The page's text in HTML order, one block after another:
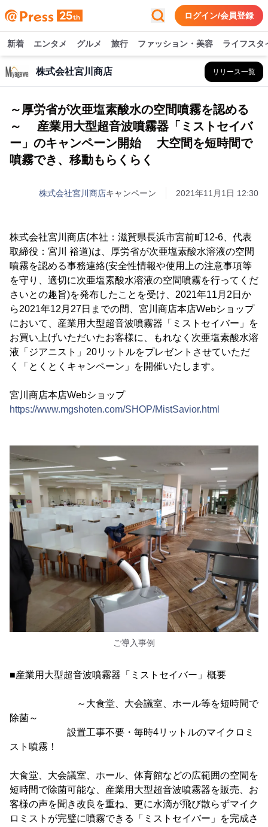
ログイン/会員登録
新着 エンタメ グルメ 旅行 ファッション・美容 ライフスタ
株式会社宮川商店 リリース一覧
～厚労省が次亜塩素酸水の空間噴霧を認める
～ 産業用大型超音波噴霧器「ミストセイバ
ー」のキャンペーン開始 大空間を短時間で
噴霧でき、移動もらくらく
株式会社宮川商店キャンペーン 2021年11月1日 12:30
株式会社宮川商店(本社：滋賀県長浜市宮前町12-6、代表
取締役：宮川 裕道)は、厚労省が次亜塩素酸水溶液の空間
噴霧を認める事務連絡(安全性情報や使用上の注意事項等
を守り、適切に次亜塩素酸水溶液の空間噴霧を行ってくだ
さいとの趣旨)を発布したことを受け、2021年11月2日か
ら2021年12月27日までの間、宮川商店本店Webショップ
において、産業用大型超音波噴霧器「ミストセイバー」を
お買い上げいただいたお客様に、もれなく次亜塩素酸水溶
液「ジアニスト」20リットルをプレゼントさせていただ
く「とくとくキャンペーン」を開催いたします。
宮川商店本店Webショップ
https://www.mgshoten.com/SHOP/MistSavior.html
ご導入事例
■産業用大型超音波噴霧器「ミストセイバー」概要
～大食堂、大会議室、ホール等を短時間で
除菌～
設置工事不要・毎時4リットルのマイクロミ
スト噴霧！
大食堂、大会議室、ホール、体育館などの広範囲の空間を
短時間で除菌可能な、産業用大型超音波噴霧器を販売、お
客様の声を聞き改良を重ね、更に水滴が飛び散らずマイク
ロミストが完璧に噴霧できる「ミストセイバー」を完成さ